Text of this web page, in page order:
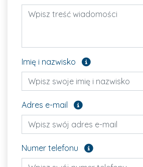
Imię i nazwisko Pole opcjonalne
Adres e-mail Pole opcjonalne
Numer telefonu Pole opcjonalne